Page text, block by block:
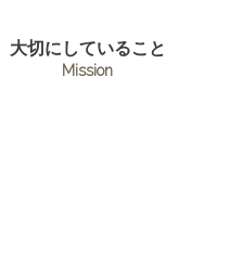
大切にしていること
Mission